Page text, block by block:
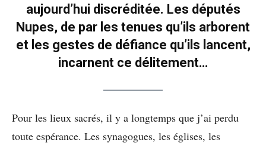
aujourd’hui discréditée. Les députés
Nupes, de par les tenues qu’ils arborent
et les gestes de défiance qu’ils lancent,
incarnent ce délitement…
Pour les lieux sacrés, il y a longtemps que j’ai perdu
toute espérance. Les synagogues, les églises, les